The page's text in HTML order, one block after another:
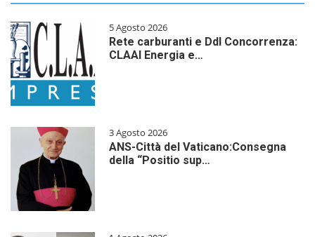
5 Agosto 2026
Rete carburanti e Ddl Concorrenza:
CLAAI Energia e…
3 Agosto 2026
ANS-Città del Vaticano:Consegna
della “Positio sup…